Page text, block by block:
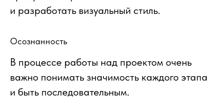
и разработать визуальный стиль.
Осознанность
В процессе работы над проектом очень
важно понимать значимость каждого этапа
и быть последовательным.